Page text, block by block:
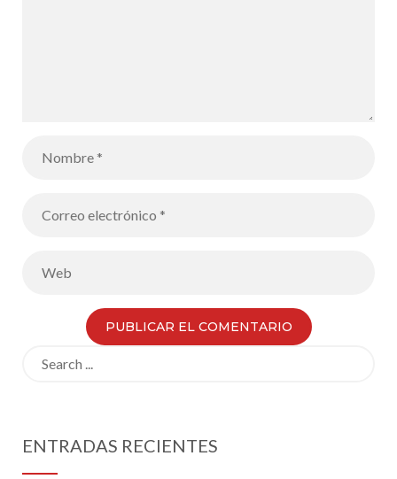
ENTRADAS RECIENTES